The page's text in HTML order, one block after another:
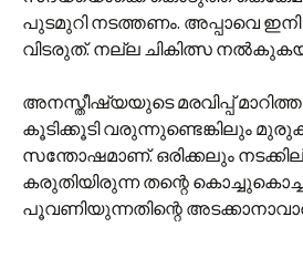
പുടമുറി നടത്തണം. അപ്പാവെ
വിടരുത്. നല്ല ചികിത്സ
അനസ്തീഷ്യയുടെ മരവിപ്പ്
കൂടിക്കൂടി വരുന്നുണ്ടെങ്കിലും
സന്തോഷമാണ്. ഒരിക്കലും
കരുതിയിരുന്ന തന്റെ
പൂവണിയുന്നതിന്റെ